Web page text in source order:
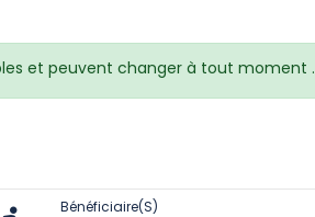
et peuvent changer à tout moment .
Bénéficiaire(s)